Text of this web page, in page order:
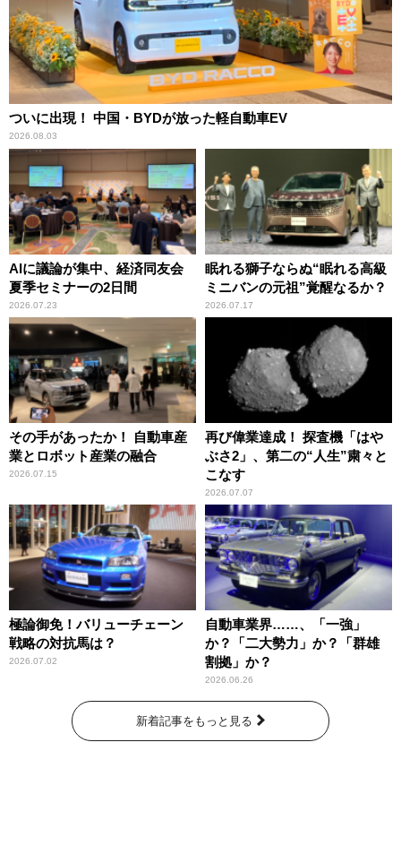
ついに出現！ 中国・BYDが放った軽自動車EV
2026.08.03
AIに議論が集中、経済同友会
夏季セミナーの2日間
2026.07.23
眠れる獅子ならぬ“眠れる高級
ミニバンの元祖”覚醒なるか？
2026.07.17
その手があったか！ 自動車産
業とロボット産業の融合
2026.07.15
再び偉業達成！ 探査機「はや
ぶさ2」、第二の“人生”粛々と
こなす
2026.07.07
極論御免！バリューチェーン
戦略の対抗馬は？
2026.07.02
自動車業界……、「一強」
か？「二大勢力」か？「群雄
割拠」か？
2026.06.26
新着記事をもっと見る